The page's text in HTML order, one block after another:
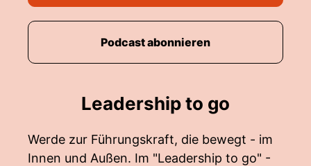
Leadership to go
Werde zur Führungskraft, die bewegt - im
Innen und Außen. Im "Leadership to go" -
Podcast abonnieren